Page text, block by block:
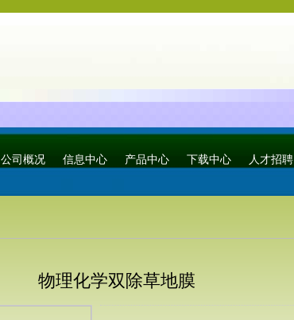
公司概况 信息中心 产品中心 下载中心 人才招聘
物理化学双除草地膜